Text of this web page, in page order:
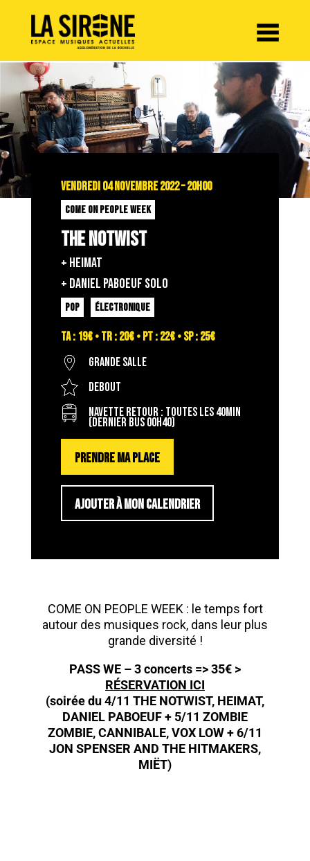
VENDREDI 04 NOVEMBRE 2022 – 20H00
COME ON PEOPLE WEEK
THE NOTWIST
+ HEIMAT
+ DANIEL PABOEUF SOLO
POP ÉLECTRONIQUE
TA : 19€ • TR : 20€ • PT : 22€ • SP : 25€
Grande salle
Debout
Navette retour : toutes les 40min
(dernier bus 00h40)
PRENDRE MA PLACE
AJOUTER À MON CALENDRIER
COME ON PEOPLE WEEK : le temps fort
autour des musiques rock, dans leur plus
grande diversité !
PASS WE – 3 concerts => 35€ >
RÉSERVATION ICI
(soirée du 4/11 THE NOTWIST, HEIMAT,
DANIEL PABOEUF + 5/11 ZOMBIE
ZOMBIE, CANNIBALE, VOX LOW + 6/11
JON SPENSER AND THE HITMAKERS,
MIËT)